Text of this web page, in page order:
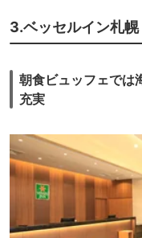
3.ベッセルイン札幌
朝食ビュッフェで
充実